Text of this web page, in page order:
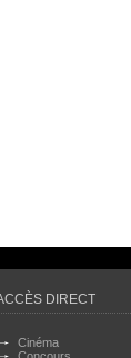
DIRECT
Cinéma